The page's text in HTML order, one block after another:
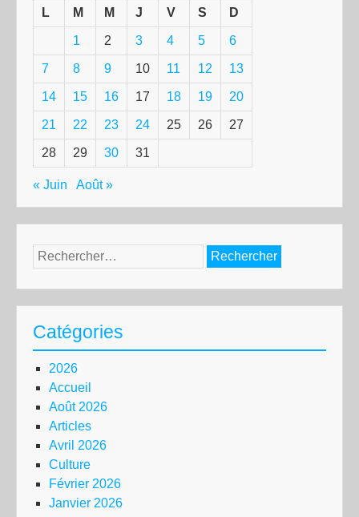
L
M M J V S D
1 2 3 4 5 6
7 8 9 10 11 12 13
14 15 16 17 18 19 20
21 22 23 24 25 26 27
28 29 30 31
« Juin Août »
Rechercher :
Catégories
2026
Accueil
Août 2026
Articles
Avril 2026
Culture
Février 2026
Janvier 2026